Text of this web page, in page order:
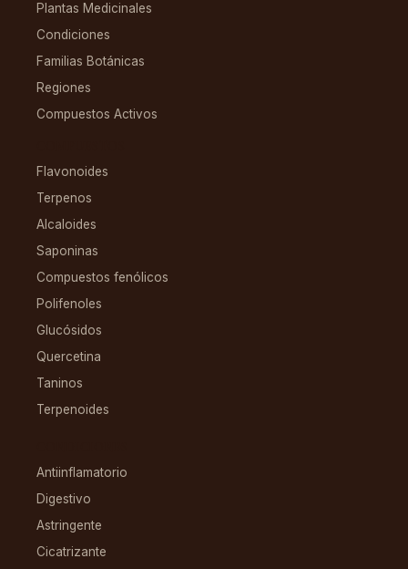
Plantas Medicinales
Condiciones
Familias Botánicas
Regiones
Compuestos Activos
Flavonoides
Terpenos
Alcaloides
Saponinas
Compuestos fenólicos
Polifenoles
Glucósidos
Quercetina
Taninos
Terpenoides
Antiinflamatorio
Digestivo
Astringente
Cicatrizante